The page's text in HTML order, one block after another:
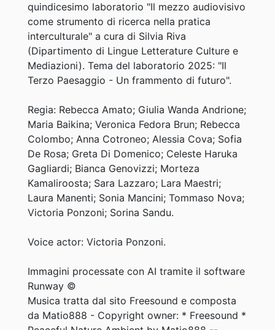
quindicesimo laboratorio "Il mezzo audiovisivo
come strumento di ricerca nella pratica
interculturale" a cura di Silvia Riva
(Dipartimento di Lingue Letterature Culture e
Mediazioni). Tema del laboratorio 2025: "Il
Terzo Paesaggio - Un frammento di futuro".
Regia: Rebecca Amato; Giulia Wanda Andrione;
Maria Baikina; Veronica Fedora Brun; Rebecca
Colombo; Anna Cotroneo; Alessia Cova; Sofia
De Rosa; Greta Di Domenico; Celeste Haruka
Gagliardi; Bianca Genovizzi; Morteza
Kamaliroosta; Sara Lazzaro; Lara Maestri;
Laura Manenti; Sonia Mancini; Tommaso Nova;
Victoria Ponzoni; Sorina Sandu.
Voice actor: Victoria Ponzoni.
Immagini processate con AI tramite il software
Runway ©
Musica tratta dal sito Freesound e composta
da Matio888 - Copyright owner: * Freesound *